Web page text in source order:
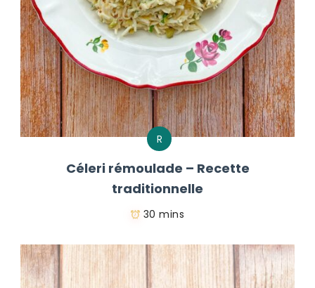
R
Céleri rémoulade – Recette
traditionnelle
30 mins